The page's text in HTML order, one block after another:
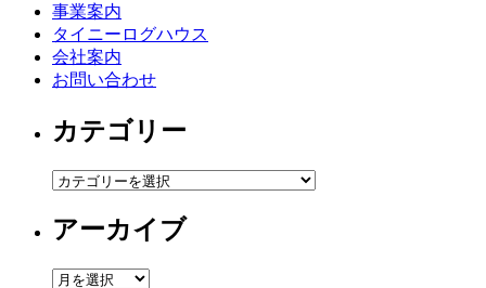
事業案内
タイニーログハウス
会社案内
お問い合わせ
カテゴリー
カ
ゴ
ー
アーカイブ
ア